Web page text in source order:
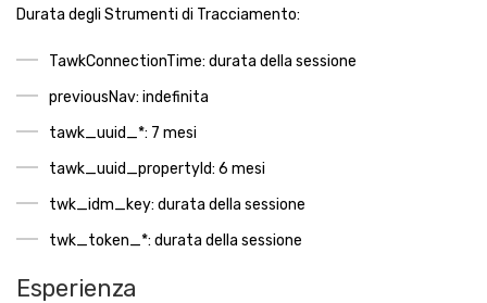
Durata degli Strumenti di Tracciamento:
TawkConnectionTime: durata della sessione
previousNav: indefinita
tawk_uuid_*: 7 mesi
tawk_uuid_propertyId: 6 mesi
twk_idm_key: durata della sessione
twk_token_*: durata della sessione
Esperienza